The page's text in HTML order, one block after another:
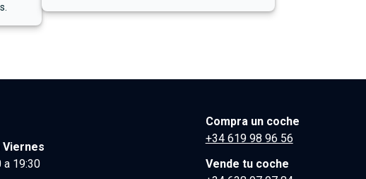
Viernes
a 19:30
Compra un coche
+34 619 98 96 56
Vende tu coche